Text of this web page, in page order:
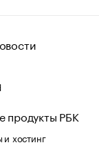
продукты РБК
хостинг